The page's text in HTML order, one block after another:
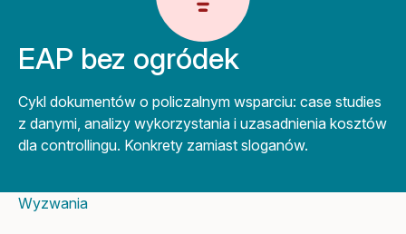
EAP bez ogródek
Cykl dokumentów o policzalnym wsparciu: case studies
z danymi, analizy wykorzystania i uzasadnienia kosztów
dla controllingu. Konkrety zamiast sloganów.
Wyzwania